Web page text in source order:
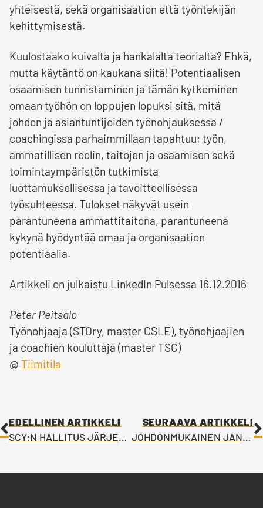
yhteisestä, sekä organisaation että työntekijän
kehittymisestä.
Kuulostaako kuivalta ja hankalalta teorialta? Ehkä,
mutta käytäntö on kaukana siitä! Potentiaalisen
osaamisen tunnistaminen ja tämän kytkeminen
omaan työhön on loppujen lopuksi sitä, mitä
johdon ja asiantuntijoiden työnohjauksessa /
coachingissa parhaimmillaan tapahtuu; työn,
ammatillisen roolin, taitojen ja osaamisen sekä
toimintaympäristön tutkimista
luottamuksellisessa ja tavoitteellisessa
työsuhteessa. Tulokset näkyvät usein
parantuneena ammattitaitona, parantuneena
kykynä hyödyntää omaa ja organisaation
potentiaalia.
Artikkeli on julkaistu LinkedIn Pulsessa 16.12.2016
Peter Peitsalo
Työnohjaaja (STOry, master CSLE), työnohjaajien
ja coachien kouluttaja (master TSC)
@ Tiimitila
EDELLINEN ARTIKKELI
SCY:N HALLITUS JÄRJESTÄYTYI UUDELLEEN
SEURAAVA ARTIKKELI
JOHDONMUKAINEN JANKUTTAMINEN